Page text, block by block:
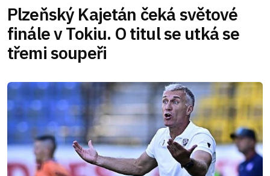
Plzeňský Kajetán čeká světové
finále v Tokiu. O titul se utká se
třemi soupeři